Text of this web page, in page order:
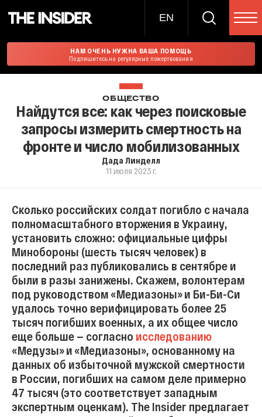
EN
НАМ ОЧЕНЬ НУЖНА ВАША ПОМОЩЬ
Подпишитесь на регулярные пожертвования
ОБЩЕСТВО
Найдутся все: как через поисковые
запросы измерить смертность на
фронте и число мобилизованных
Дада Линделл
11 июля 2023 г.
Сколько российских солдат погибло с начала
полномасштабного вторжения в Украину,
установить сложно: официальные цифры
Минобороны (шесть тысяч человек) в
последний раз публиковались в сентябре и
были в разы занижены. Скажем, волонтерам
под руководством «Медиазоны» и Би-Би-Си
удалось точно верифицировать более 25
тысяч погибших военных, а их общее число
еще больше — согласно исследованию
«Медузы» и «Медиазоны», основанному на
данных об избыточной мужской смертности
в России, погибших на самом деле примерно
47 тысяч (это соответствует западным
экспертным оценкам). The Insider предлагает